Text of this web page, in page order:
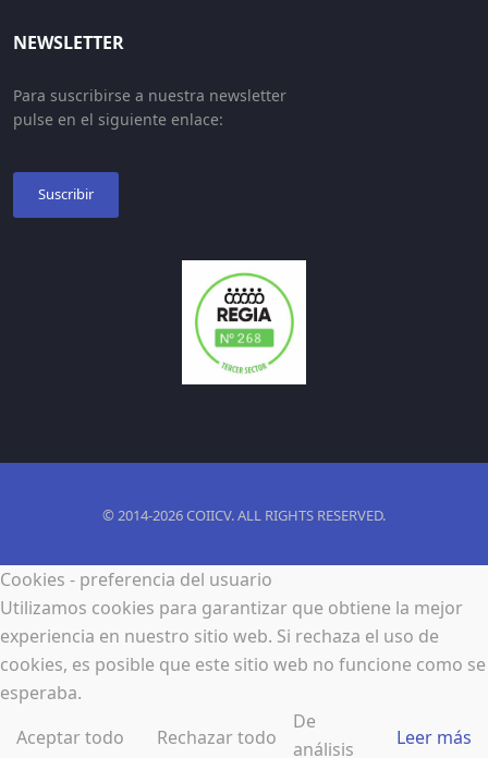
NEWSLETTER
Para suscribirse a nuestra newsletter
pulse en el siguiente enlace:
Suscribir
© 2014-2026 COIICV. ALL RIGHTS RESERVED.
Cookies - preferencia del usuario
Utilizamos cookies para garantizar que obtiene la mejor
experiencia en nuestro sitio web. Si rechaza el uso de
cookies, es posible que este sitio web no funcione como se
esperaba.
Aceptar todo
Rechazar todo Leer más
De
análisis